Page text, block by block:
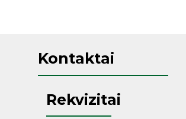
Kontaktai
Rekvizitai